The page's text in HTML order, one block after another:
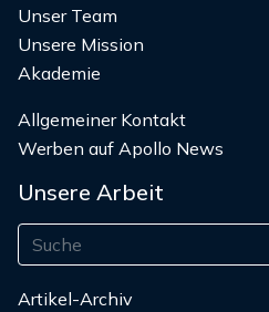
Unser Team
Unsere Mission
Akademie
Allgemeiner Kontakt
Werben auf Apollo News
Unsere Arbeit
Artikel-Archiv